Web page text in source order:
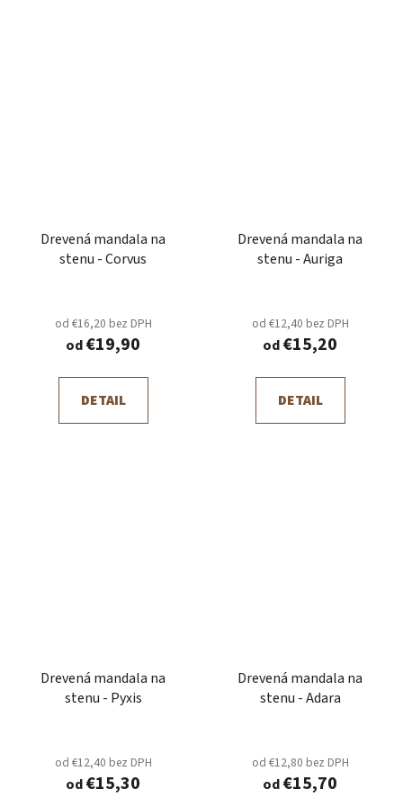
Drevená mandala na
stenu - Corvus
od €16,20 bez DPH
od€19,90
DETAIL
Drevená mandala na
stenu - Auriga
od €12,40 bez DPH
od€15,20
DETAIL
Drevená mandala na
stenu - Pyxis
od €12,40 bez DPH
od€15,30
Drevená mandala na
stenu - Adara
od €12,80 bez DPH
od€15,70